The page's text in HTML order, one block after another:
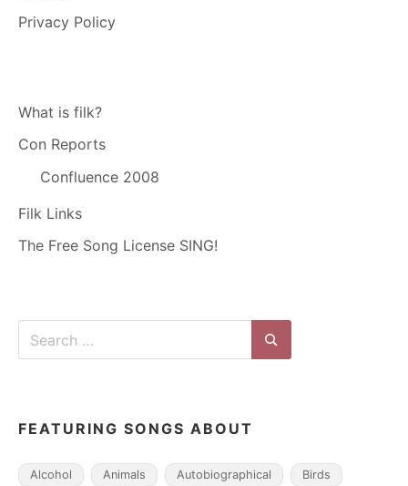
Privacy Policy
What is filk?
Con Reports
Confluence 2008
Filk Links
The Free Song License SING!
Search
for:
Search
FEATURING SONGS ABOUT
Alcohol Animals Autobiographical Birds